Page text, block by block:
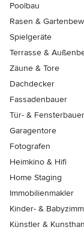
Poolbau
Rasen &
Spielgeräte
Terrasse &
Zäune & Tore
Dachdecker
Fassadenbauer
Tür- & Fensterbauer
Garagentore
Fotografen
Heimkino & Hifi
Home Staging
Immobilienmakler
Kinder- &
Künstler &